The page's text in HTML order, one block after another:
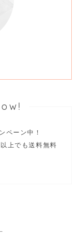
ペーン中！
上でも送料無料